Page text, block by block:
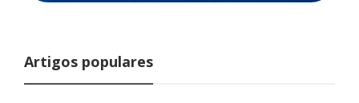
Artigos populares